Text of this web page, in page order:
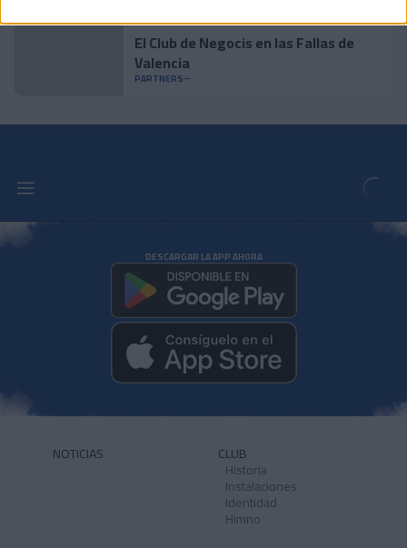
El Club de Negocis en las Fallas de
Valencia
PARTNERS
DESCARGAR LA APP AHORA
NOTICIAS CLUB
Historia
Instalaciones
Identidad
Himno